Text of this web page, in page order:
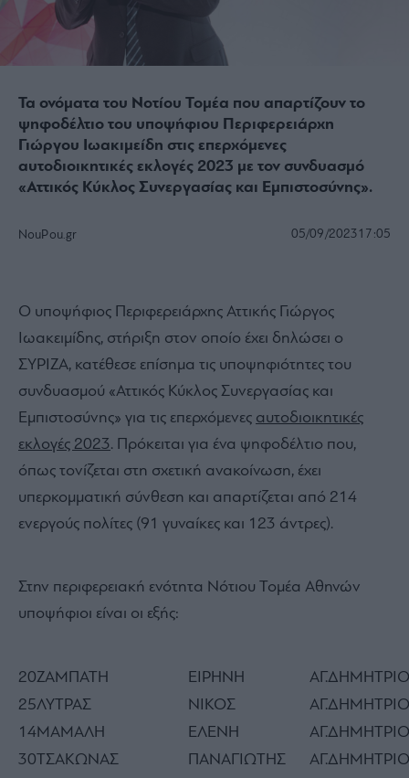
Τα ονόματα του Νοτίου Τομέα που απαρτίζουν το
ψηφοδέλτιο του υποψήφιου Περιφερειάρχη
Γιώργου Ιωακιμείδη στις επερχόμενες
αυτοδιοικητικές εκλογές 2023 με τον συνδυασμό
«Αττικός Κύκλος Συνεργασίας και Εμπιστοσύνης».
NouPou.gr 05/09/202317:05
Ο υποψήφιος Περιφερειάρχης Αττικής Γιώργος
Ιωακειμίδης, στήριξη στον οποίο έχει δηλώσει ο
ΣΥΡΙΖΑ, κατέθεσε επίσημα τις υποψηφιότητες του
συνδυασμού «Αττικός Κύκλος Συνεργασίας και
Εμπιστοσύνης» για τις επερχόμενες αυτοδιοικητικές
εκλογές 2023. Πρόκειται για ένα ψηφοδέλτιο που,
όπως τονίζεται στη σχετική ανακοίνωση, έχει
υπερκομματική σύνθεση και απαρτίζεται από 214
ενεργούς πολίτες (91 γυναίκες και 123 άντρες).
Στην περιφερειακή ενότητα Νότιου Τομέα Αθηνών
υποψήφιοι είναι οι εξής:
20ΖΑΜΠΑΤΗ ΕΙΡΗΝΗ
25ΛΥΤΡΑΣ ΝΙΚΟΣ
14ΜΑΜΑΛΗ ΕΛΕΝΗ
30 ΤΣΑΚΩΝΑΣ ΠΑΝΑΓΙΩΤΗΣ